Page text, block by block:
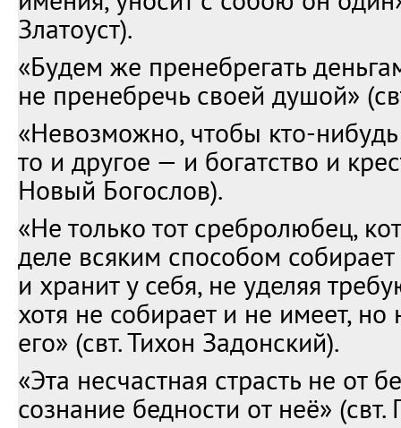
Златоуст).
«Будем же пренебрегать
не пренебречь своей душой»
«Невозможно, чтобы кто-
то и другое — и богатство и
Новый Богослов).
«Не только тот сребролюбец,
деле всяким способом собирает
и хранит у себя, не уделяя
хотя не собирает и не имеет,
его» (свт. Тихон Задонский).
«Эта несчастная страсть не от
сознание бедности от неё»